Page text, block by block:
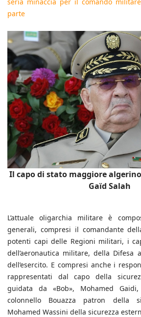
parte
Il capo di stato maggiore
Gaïd Salah
L’attuale oligarchia militare è
generali, compresi il comandante
potenti capi delle Regioni militari, i
dell’aeronautica militare, della Difesa
dell’esercito. E compresi anche i
rappresentati dal capo della
guidata da «Bob», Mohamed
colonnello Bouazza patron della
Mohamed Wassini della sicurezza